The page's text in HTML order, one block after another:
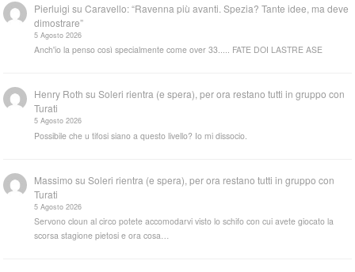
Pierluigi suCaravello: “Ravenna più avanti. Spezia? Tante idee, ma deve
dimostrare”
5 Agosto 2026
Anch'io la penso così specialmente come over 33..... FATE DOI LASTRE ASE
Henry Roth suSoleri rientra (e spera), per ora restano tutti in gruppo con
Turati
5 Agosto 2026
Possibile che u tifosi siano a questo livello? Io mi dissocio.
Massimo suSoleri rientra (e spera), per ora restano tutti in gruppo con
Turati
5 Agosto 2026
Servono cloun al circo potete accomodarvi visto lo schifo con cui avete giocato la
scorsa stagione pietosi e ora cosa…